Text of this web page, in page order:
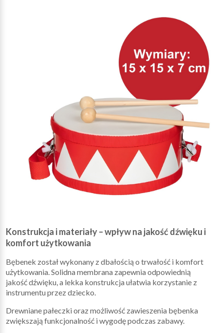
Konstrukcja i materiały – wpływ na jakość dźwięku i
komfort użytkowania
Bębenek został wykonany z dbałością o trwałość i komfort
użytkowania. Solidna membrana zapewnia odpowiednią
jakość dźwięku, a lekka konstrukcja ułatwia korzystanie z
instrumentu przez dziecko.
Drewniane pałeczki oraz możliwość zawieszenia bębenka
zwiększają funkcjonalność i wygodę podczas zabawy.